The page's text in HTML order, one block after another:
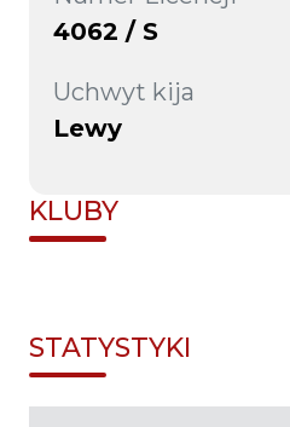
4062 / S
Uchwyt kija
Lewy
KLUBY
STATYSTYKI